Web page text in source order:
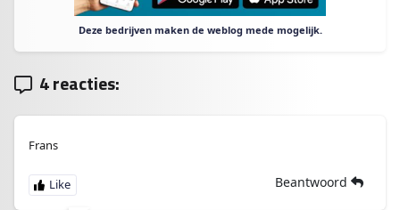
Deze bedrijven maken de weblog mede mogelijk.
4 reacties:
Frans
Beantwoord